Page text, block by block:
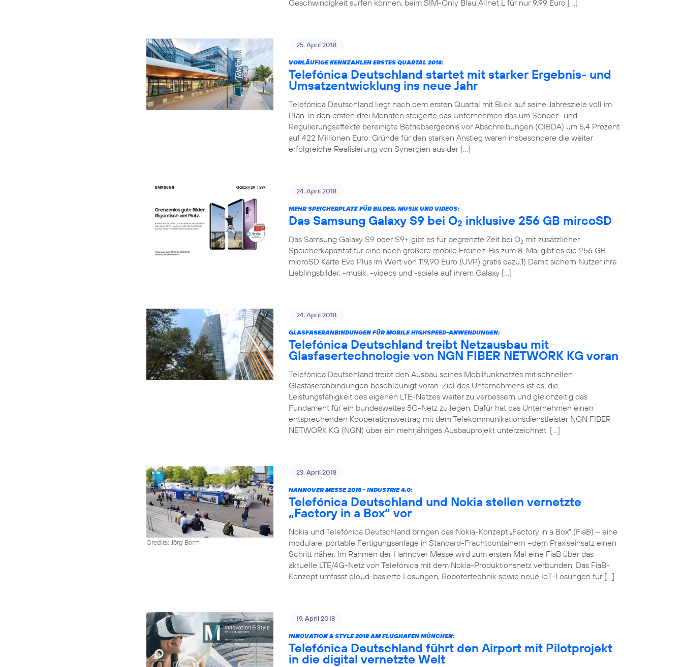
Geschwindigkeit surfen können, beim SIM-Only Blau Allnet L für nur 9,99 Euro […]
25. April 2018
VORLÄUFIGE KENNZAHLEN ERSTES QUARTAL 2018:
Telefónica Deutschland startet mit starker Ergebnis- und
Umsatzentwicklung ins neue Jahr
Telefónica Deutschland liegt nach dem ersten Quartal mit Blick auf seine Jahresziele voll im
Plan. In den ersten drei Monaten steigerte das Unternehmen das um Sonder- und
Regulierungseffekte bereinigte Betriebsergebnis vor Abschreibungen (OIBDA) um 5,4 Prozent
auf 422 Millionen Euro. Gründe für den starken Anstieg waren insbesondere die weiter
erfolgreiche Realisierung von Synergien aus der […]
24. April 2018
MEHR SPEICHERPLATZ FÜR BILDER, MUSIK UND VIDEOS:
Das Samsung Galaxy S9 bei O2 inklusive 256 GB mircoSD
Das Samsung Galaxy S9 oder S9+ gibt es für begrenzte Zeit bei O2 mit zusätzlicher
Speicherkapazität für eine noch größere mobile Freiheit. Bis zum 8. Mai gibt es die 256 GB
microSD Karte Evo Plus im Wert von 119,90 Euro (UVP) gratis dazu.1) Damit sichern Nutzer ihre
Lieblingsbilder, -musik, -videos und -spiele auf ihrem Galaxy […]
24. April 2018
GLASFASERANBINDUNGEN FÜR MOBILE HIGHSPEED-ANWENDUNGEN:
Telefónica Deutschland treibt Netzausbau mit
Glasfasertechnologie von NGN FIBER NETWORK KG voran
Telefónica Deutschland treibt den Ausbau seines Mobilfunknetzes mit schnellen
Glasfaseranbindungen beschleunigt voran. Ziel des Unternehmens ist es, die
Leistungsfähigkeit des eigenen LTE-Netzes weiter zu verbessern und gleichzeitig das
Fundament für ein bundesweites 5G-Netz zu legen. Dafür hat das Unternehmen einen
entsprechenden Kooperationsvertrag mit dem Telekommunikationsdienstleister NGN FIBER
NETWORK KG (NGN) über ein mehrjähriges Ausbauprojekt unterzeichnet. […]
Credits: Jörg Borm
23. April 2018
HANNOVER MESSE 2018 - INDUSTRIE 4.0:
Telefónica Deutschland und Nokia stellen vernetzte
„Factory in a Box“ vor
Nokia und Telefónica Deutschland bringen das Nokia-Konzept „Factory in a Box“ (FiaB) – eine
modulare, portable Fertigungsanlage in Standard-Frachtcontainern –dem Praxiseinsatz einen
Schritt näher. Im Rahmen der Hannover Messe wird zum ersten Mal eine FiaB über das
aktuelle LTE/4G-Netz von Telefónica mit dem Nokia-Produktionsnetz verbunden. Das FiaB-
Konzept umfasst cloud-basierte Lösungen, Robotertechnik sowie neue IoT-Lösungen für […]
19. April 2018
INNOVATION & STYLE 2018 AM FLUGHAFEN MÜNCHEN:
Telefónica Deutschland führt den Airport mit Pilotprojekt
in die digital vernetzte Welt